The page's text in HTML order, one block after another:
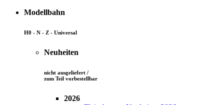
Modellbahn
H0 - N - Z - Universal
Neuheiten
nicht ausgeliefert /
zum Teil vorbestellbar
2026